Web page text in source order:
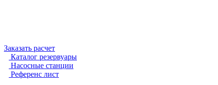
Заказать расчет
Каталог резервуары
Насосные станции
Референс лист